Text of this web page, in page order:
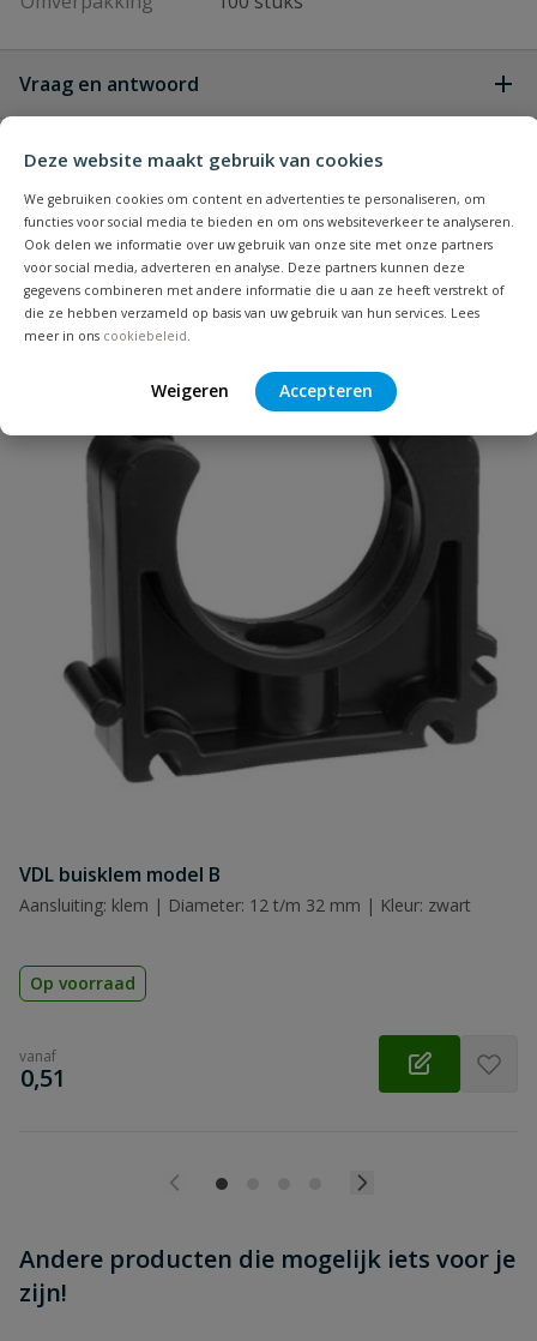
Deze website maakt gebruik van cookies
We gebruiken cookies om content en advertenties te personaliseren, om
functies voor social media te bieden en om ons websiteverkeer te analyseren.
Ook delen we informatie over uw gebruik van onze site met onze partners
voor social media, adverteren en analyse. Deze partners kunnen deze
gegevens combineren met andere informatie die u aan ze heeft verstrekt of
die ze hebben verzameld op basis van uw gebruik van hun services. Lees
meer in ons cookiebeleid
Weigeren Accepteren
Vraag en antwoord
Heb je zelf ook een vraag over
dit product?
Stel jouw
vraag
Beoordelingen
Schrijf zelf een beoordeling
Je beoordeelt:VDL PVC t-stuk 20 x 20 x 20 mm 90°
PN 16
Uw waardering:
Samenvatting
Beoordeling
Beoordeling versturen
Bijpassende producten
VDL buisklem model B
Aansluiting: klem | Diameter: 12 t/m 32 mm | Kleur: zwart
Op voorraad
vanaf
€
0,51
Andere producten die mogelijk iets voor je
zijn!